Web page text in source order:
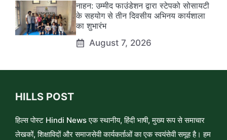
नाहन: उम्मीद फाउंडेशन द्वारा स्टेपको सोसायटी
के सहयोग से तीन दिवसीय अभिनय कार्यशाला
का शुभारंभ
August 7, 2026
HILLS POST
हिल्स पोस्ट Hindi News एक स्थानीय, हिंदी भाषी, मुख्य रूप से समाचार
लेखकों, शिक्षाविदों और समाजसेवी कार्यकर्ताओं का एक स्वयंसेवी समूह है। हम